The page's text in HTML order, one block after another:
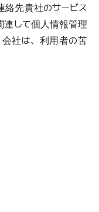
先貴社のサービス
連して個人情報管理
社は、利用者の苦